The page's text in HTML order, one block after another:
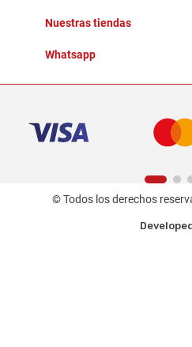
Nuestras tiendas
Whatsapp
© Todos los derechos